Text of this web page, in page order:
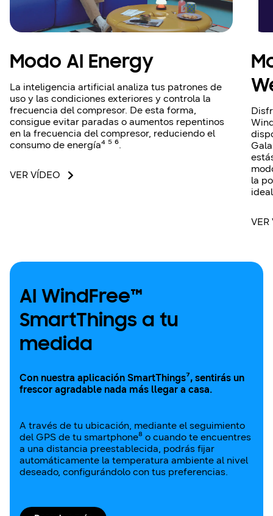
Modo AI Energy
La inteligencia artificial analiza tus patrones de
uso y las condiciones exteriores y controla la
frecuencia del compresor. De esta forma,
consigue evitar paradas o aumentos repentinos
en la frecuencia del compresor, reduciendo el
consumo de energía⁴ ⁵ ⁶.
VER VÍDEO
la
VER
AI WindFree™
SmartThings a tu
medida
Con nuestra aplicación SmartThings⁷, sentirás un
frescor agradable nada más llegar a casa.
A través de tu ubicación, mediante el seguimiento
del GPS de tu smartphone⁸ o cuando te encuentres
a una distancia preestablecida, podrás fijar
automáticamente la temperatura ambiente al nivel
deseado, configurándolo con tus preferencias.